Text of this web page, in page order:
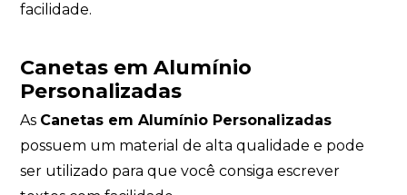
facilidade.
Canetas em Alumínio
Personalizadas
As Canetas em Alumínio Personalizadas
possuem um material de alta qualidade e pode
ser utilizado para que você consiga escrever